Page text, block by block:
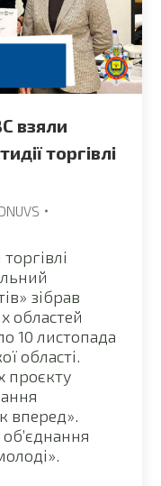
взяли
торгівлі
зібрав
областей
10 листопада
області.
проєкту
вперед».